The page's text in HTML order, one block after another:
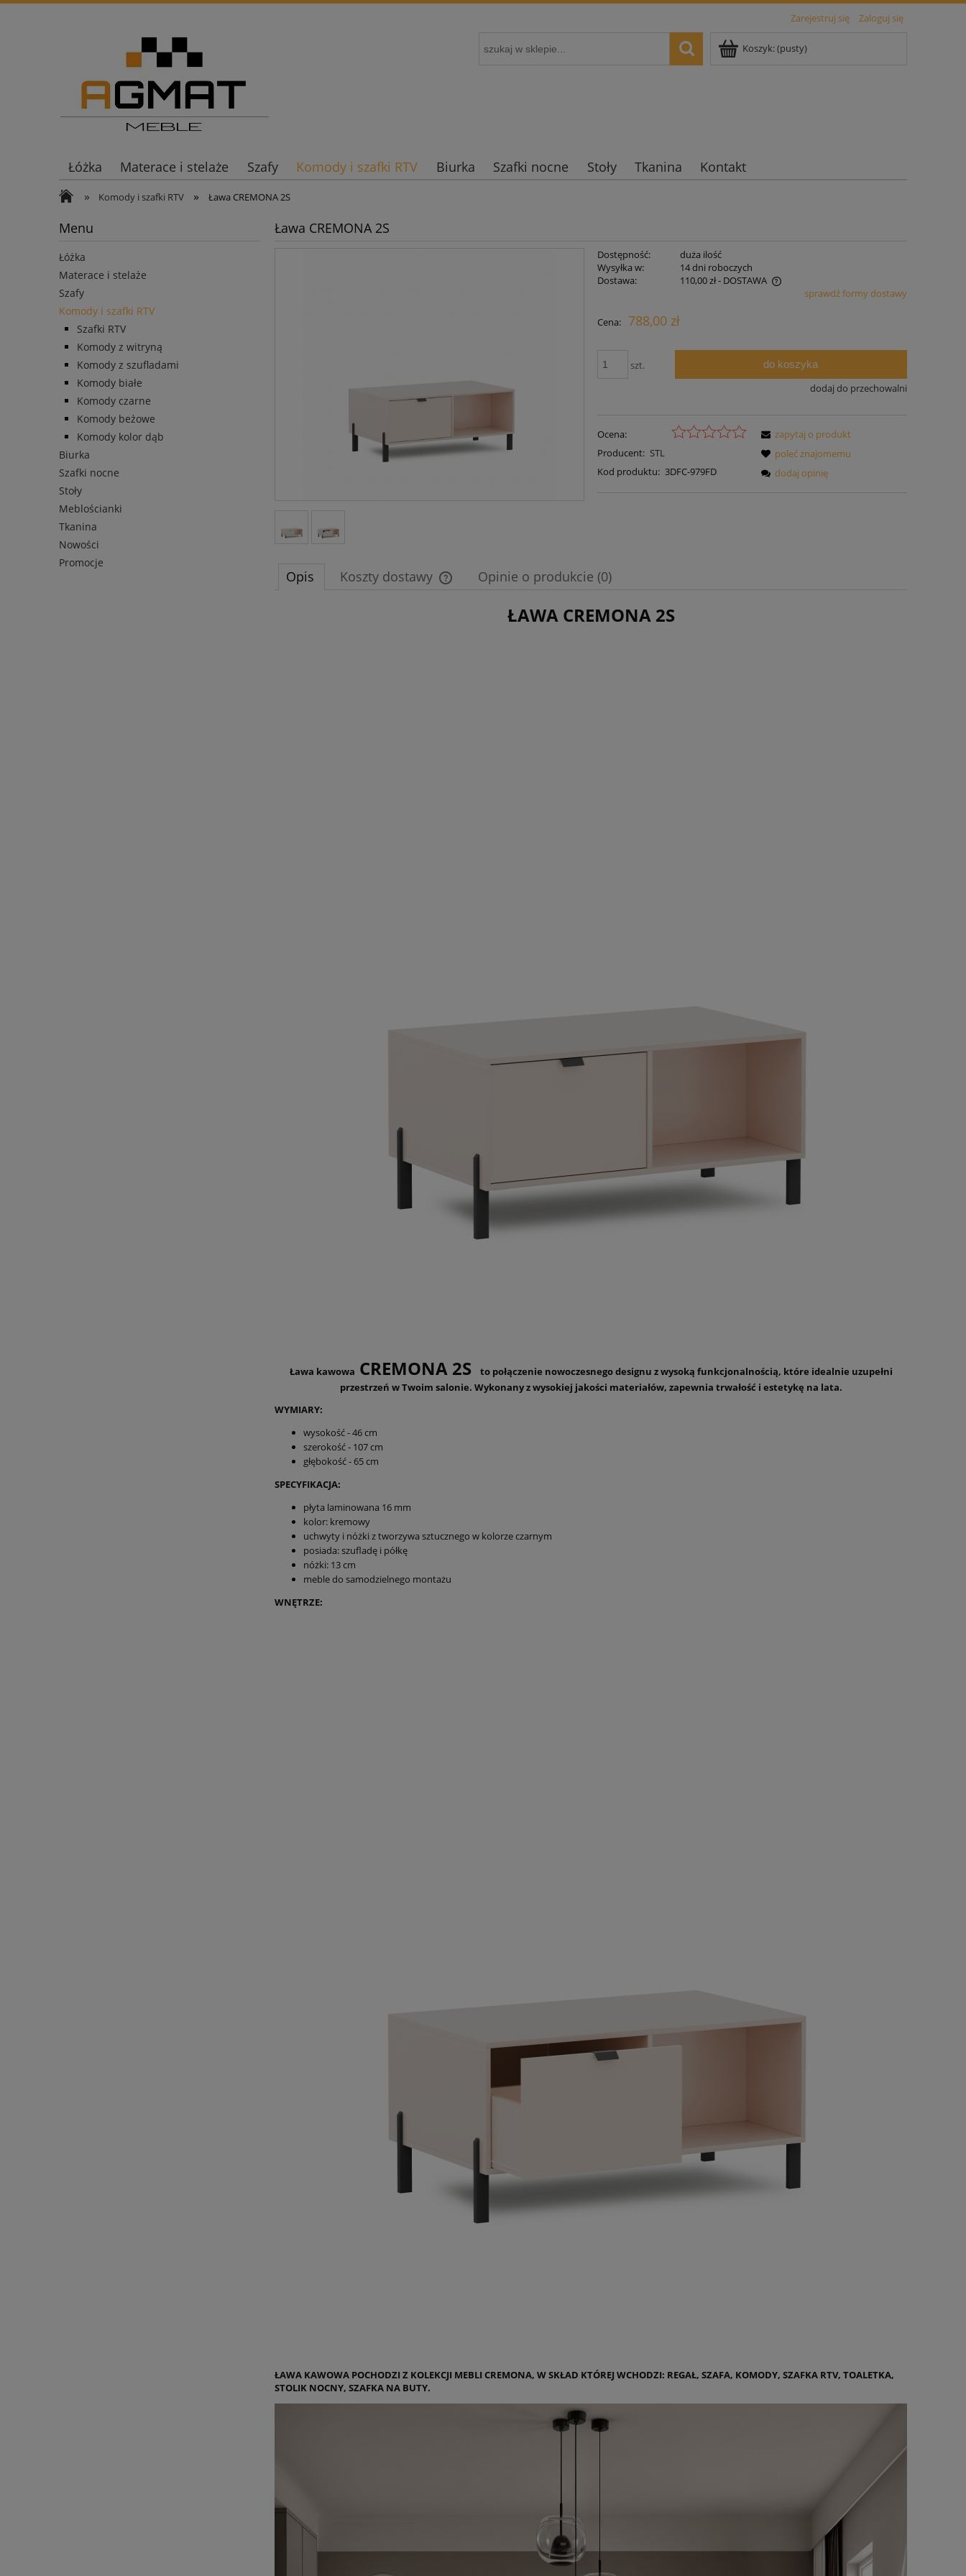
Zarejestruj się Zaloguj się
Koszyk:(pusty)
Łóżka Materace i stelaże Szafy Komody i szafki RTV Biurka Szafki nocne Stoły Tkanina Kontakt
» Komody i szafki RTV » Ława CREMONA 2S
Menu
Łóżka
Materace i stelaże
Szafy
Komody i szafki RTV
Szafki RTV
Komody z witryną
Komody z szufladami
Komody białe
Komody czarne
Komody beżowe
Komody kolor dąb
Biurka
Szafki nocne
Stoły
Meblościanki
Tkanina
Nowości
Promocje
Ława CREMONA 2S
Dostępność:
duża ilość
Wysyłka w:
14 dni roboczych
Dostawa:
110,00 zł- DOSTAWA
płatności
sprawdź formy dostawy
Cena: 788,00 zł
szt. do koszyka
dodaj do przechowalni
Ocena:
Producent: STL
Kod produktu: 3DFC-979FD
zapytaj o produkt
poleć znajomemu
dodaj opinię
Opis Koszty dostawy
Cena nie zawiera ewentualnych kosztów
Opinie o produkcie (0)
ŁAWA CREMONA 2S
Ława kawowa CREMONA 2S
to połączenie nowoczesnego designu z wysoką funkcjonalnością, które idealnie uzupełni
przestrzeń w Twoim salonie. Wykonany z wysokiej jakości materiałów, zapewnia trwałość i estetykę na lata.
WYMIARY:
wysokość - 46 cm
szerokość - 107 cm
głębokość - 65 cm
SPECYFIKACJA:
płyta laminowana 16 mm
kolor: kremowy
uchwyty i nóżki z tworzywa sztucznego w kolorze czarnym
posiada: szufladę i półkę
nóżki: 13 cm
meble do samodzielnego montażu
WNĘTRZE:
ŁAWA KAWOWA POCHODZI Z KOLEKCJI MEBLI CREMONA, W SKŁAD KTÓREJ WCHODZI: REGAŁ, SZAFA, KOMODY, SZAFKA RTV, TOALETKA,
STOLIK NOCNY, SZAFKA NA BUTY.